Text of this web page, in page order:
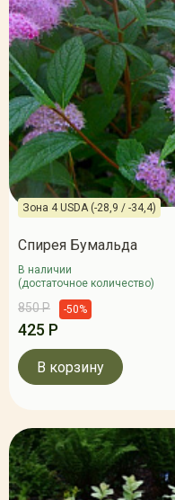
Зона 4 USDA (-28,9 / -34,4)
Спирея Бумальда
В наличии
(достаточное количество)
850 Р -50%
425 Р
В корзину